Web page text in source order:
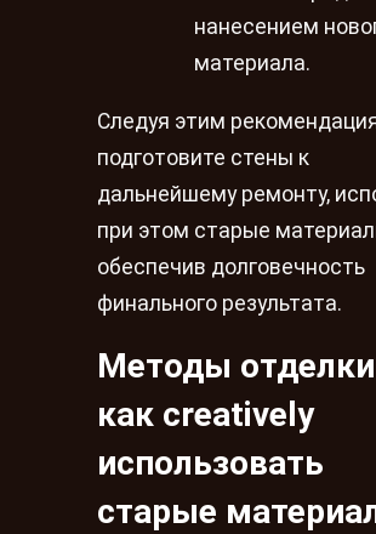
нанесением
материала.
Следуя этим
подготовите стены к
дальнейшему ремонту,
при этом старые
обеспечив долговечность
финального результата.
Методы
как creatively
использовать
старые